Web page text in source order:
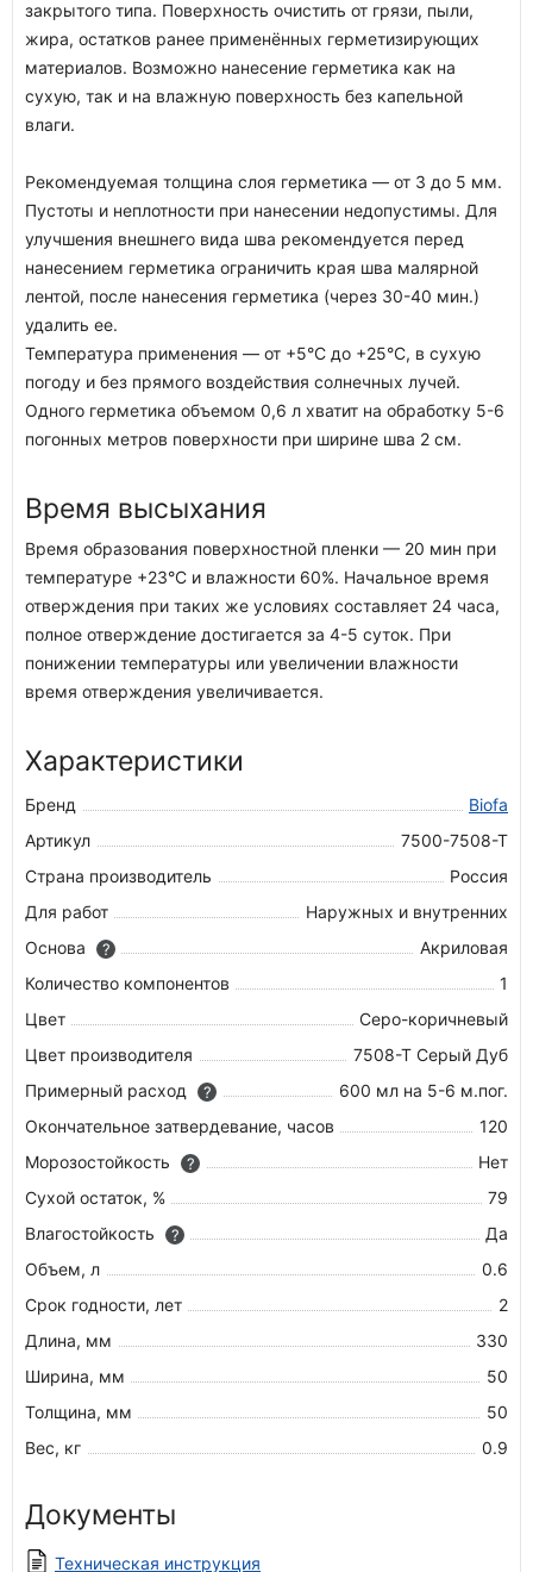
закрытого типа. Поверхность очистить от грязи, пыли,
жира, остатков ранее применённых герметизирующих
материалов. Возможно нанесение герметика как на
сухую, так и на влажную поверхность без капельной
влаги.
Рекомендуемая толщина слоя герметика — от 3 до 5 мм.
Пустоты и неплотности при нанесении недопустимы. Для
улучшения внешнего вида шва рекомендуется перед
нанесением герметика ограничить края шва малярной
лентой, после нанесения герметика (через 30-40 мин.)
удалить ее.
Температура применения — от +5°С до +25°С, в сухую
погоду и без прямого воздействия солнечных лучей.
Одного герметика объемом 0,6 л хватит на обработку 5-6
погонных метров поверхности при ширине шва 2 см.
Время высыхания
Время образования поверхностной пленки — 20 мин при
температуре +23°C и влажности 60%. Начальное время
отверждения при таких же условиях составляет 24 часа,
полное отверждение достигается за 4-5 суток. При
понижении температуры или увеличении влажности
время отверждения увеличивается.
Характеристики
Бренд
Biofa
Артикул
7500-7508-T
Страна производитель
Россия
Для работ
Наружных и внутренних
Основа
?
Акриловая
Количество компонентов
1
Цвет
Серо-коричневый
Цвет производителя
7508-Т Серый Дуб
Примерный расход
?
600 мл на 5-6 м.пог.
Окончательное затвердевание, часов
120
Морозостойкость
?
Нет
Сухой остаток, %
79
Влагостойкость
?
Да
Объем, л
0.6
Срок годности, лет
2
Длина, мм
330
Ширина, мм
50
Толщина, мм
50
Вес, кг
0.9
Документы
Техническая инструкция